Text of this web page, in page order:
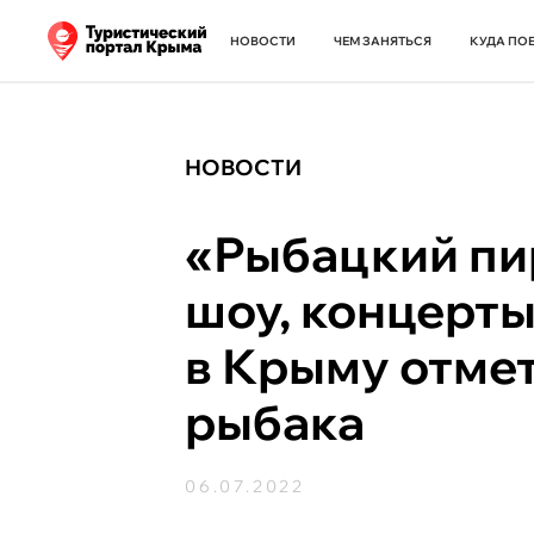
НОВОСТИ ЧЕМ ЗАНЯТЬСЯ КУДА
НОВОСТИ
«Рыбацкий
шоу,
в Крыму
рыбака
06.07.2022